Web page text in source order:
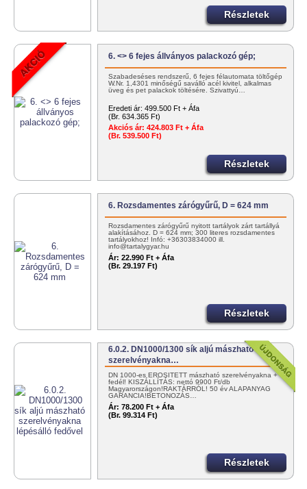
Részletek
6. <> 6 fejes állványos palackozó gép;
Szabadeséses rendszerű, 6 fejes félautomata töltőgép
W.Nr. 1,4301 minőségű saválló acél kivitel, alkalmas
üveg és pet palackok töltésére. Szivattyú…
Eredeti ár: 499.500 Ft + Áfa
(Br. 634.365 Ft)
Akciós ár: 424.803 Ft + Áfa
(Br. 539.500 Ft)
Részletek
6. Rozsdamentes zárógyűrű, D = 624 mm
Rozsdamentes zárógyűrű nyitott tartályok zárt tartállyá
alakításához. D = 624 mm; 300 literes rozsdamentes
tartályokhoz! Infó: +36303834000 ill.
info@tartalygyar.hu
Ár: 22.990 Ft + Áfa
(Br. 29.197 Ft)
Részletek
6.0.2. DN1000/1300 sík aljú mászható
szerelvényakna…
DN 1000-es ERŐSÍTETT mászható szerelvényakna +
fedél! KISZÁLLÍTÁS: nettó 9900 Ft/db
Magyarországon!RAKTÁRRÓL! 50 év ALAPANYAG
GARANCIA!BETONOZÁS…
Ár: 78.200 Ft + Áfa
(Br. 99.314 Ft)
Részletek